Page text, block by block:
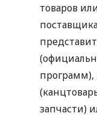
товаров
программ),
запчасти)